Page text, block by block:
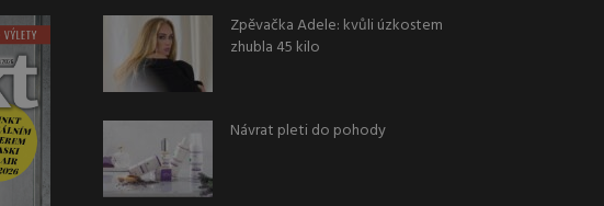
Zpěvačka Adele: kvůli úzkostem
zhubla 45 kilo
Návrat pleti do pohody